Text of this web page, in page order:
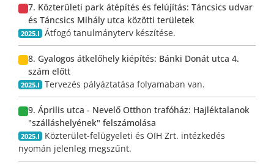
7. Közterületi park átépítés és felújítás: Táncsics udvar
és Táncsics Mihály utca közötti területek
2025.I Átfogó tanulmányterv készítése.
8. Gyalogos átkelőhely kiépítés: Bánki Donát utca 4.
szám előtt
2025.I Tervezés pályáztatása folyamaban van.
9. Április utca - Nevelő Otthon trafóház: Hajléktalanok
"szálláshelyének" felszámolása
2025.I
Közterület-felügyeleti és OIH Zrt. intézkedés
nyomán jelenleg megszűnt.